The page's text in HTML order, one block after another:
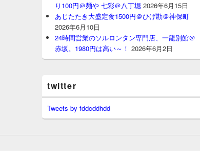
り100円＠麺や 七彩＠八丁堀 2026年6月15日
あじたたき大盛定食1500円＠ひげ勘＠神保町
2026年6月10日
24時間営業のソルロンタン専門店、一龍別館＠
赤坂。1980円は高い～！ 2026年6月2日
twitter
Tweets by fddcddhdd